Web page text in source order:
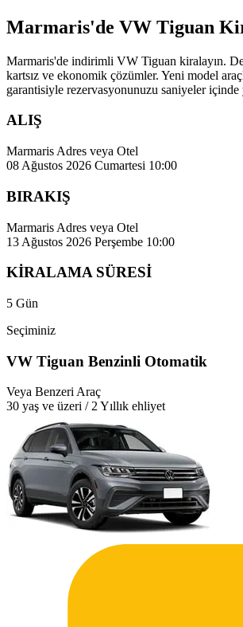
Marmaris'de VW Tiguan
Marmaris'de indirimli VW Tiguan kiralayın.
kartsız ve ekonomik çözümler. Yeni model
garantisiyle rezervasyonunuzu saniyeler içinde
ALIŞ
Marmaris Adres veya Otel
08 Ağustos 2026 Cumartesi 10:00
BIRAKIŞ
Marmaris Adres veya Otel
13 Ağustos 2026 Perşembe 10:00
KİRALAMA SÜRESİ
5 Gün
Seçiminiz
VW Tiguan Benzinli Otomatik
Veya Benzeri Araç
30 yaş ve üzeri / 2 Yıllık ehliyet